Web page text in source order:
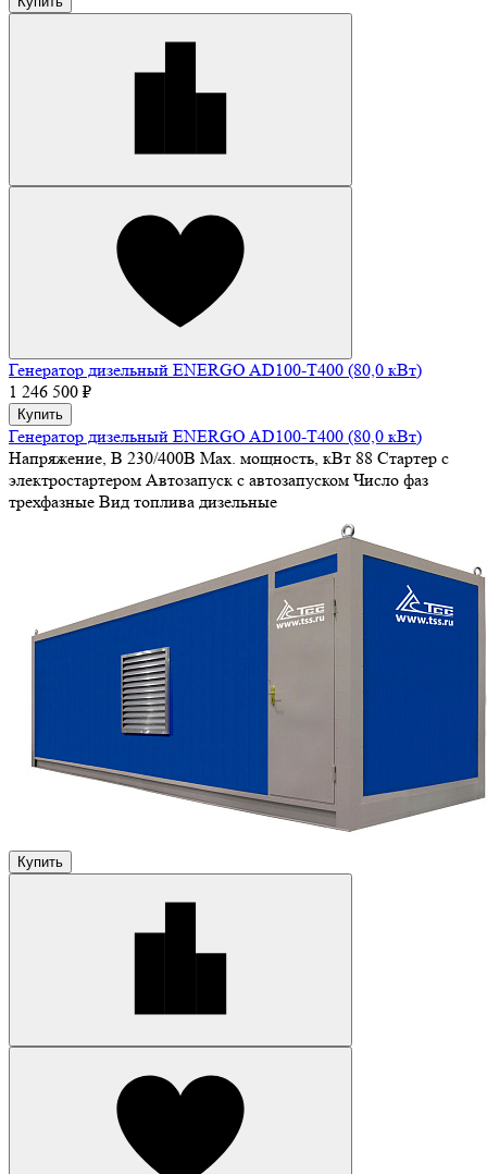
Генератор дизельный ENERGO AD100-T400 (80,0 кВт)
1 246 500 ₽
Купить
Генератор дизельный ENERGO AD100-T400 (80,0 кВт)
Напряжение, В 230/400В Max. мощность, кВт 88 Стартер с
электростартером Автозапуск с автозапуском Число фаз
трехфазные Вид топлива дизельные
Купить